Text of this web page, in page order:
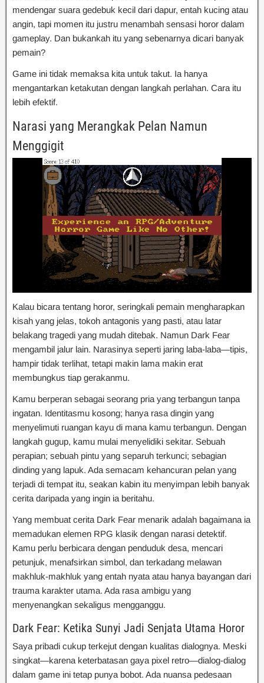
mendengar suara gedebuk kecil dari dapur, entah kucing atau
angin, tapi momen itu justru menambah sensasi horor dalam
gameplay. Dan bukankah itu yang sebenarnya dicari banyak
pemain?
Game ini tidak memaksa kita untuk takut. Ia hanya
mengantarkan ketakutan dengan langkah perlahan. Cara itu
lebih efektif.
Narasi yang Merangkak Pelan Namun
Menggigit
Kalau bicara tentang horor, seringkali pemain mengharapkan
kisah yang jelas, tokoh antagonis yang pasti, atau latar
belakang tragedi yang mudah ditebak. Namun Dark Fear
mengambil jalur lain. Narasinya seperti jaring laba-laba—tipis,
hampir tidak terlihat, tetapi makin lama makin erat
membungkus tiap gerakanmu.
Kamu berperan sebagai seorang pria yang terbangun tanpa
ingatan. Identitasmu kosong; hanya rasa dingin yang
menyelimuti ruangan kayu di mana kamu terbangun. Dengan
langkah gugup, kamu mulai menyelidiki sekitar. Sebuah
perapian; sebuah pintu yang separuh terkunci; sebagian
dinding yang lapuk. Ada semacam kehancuran pelan yang
terjadi di tempat itu, seakan kabin itu menyimpan lebih banyak
cerita daripada yang ingin ia beritahu.
Yang membuat cerita Dark Fear menarik adalah bagaimana ia
memadukan elemen RPG klasik dengan narasi detektif.
Kamu perlu berbicara dengan penduduk desa, mencari
petunjuk, menafsirkan simbol, dan terkadang melawan
makhluk-makhluk yang entah nyata atau hanya bayangan dari
trauma karakter utama. Ada rasa ambigu yang
menyenangkan sekaligus mengganggu.
Dark Fear: Ketika Sunyi Jadi Senjata Utama Horor
Saya pribadi cukup terkejut dengan kualitas dialognya. Meski
singkat—karena keterbatasan gaya pixel retro—dialog-dialog
dalam game ini tetap punya bobot. Ada nuansa pedesaan